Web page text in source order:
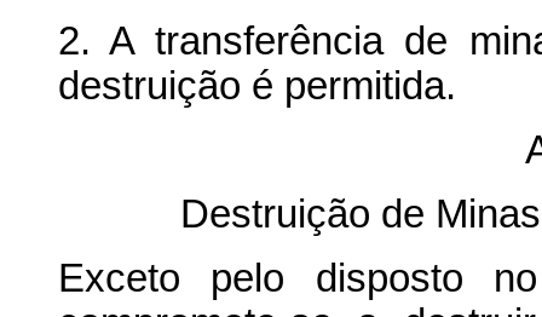
2. A transferência de
destruição é permitida.
Destruição de
Exceto pelo disposto